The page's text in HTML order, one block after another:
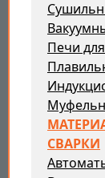
Печи
СВАРКИ